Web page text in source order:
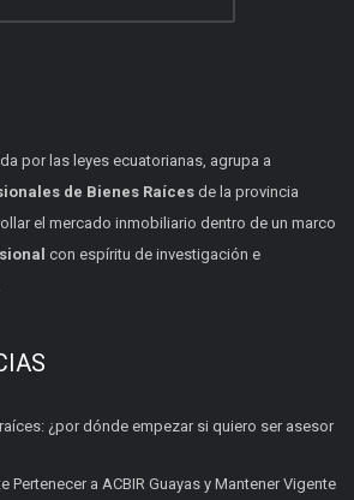
por las leyes ecuatorianas, agrupa a
de Bienes Raíces de la provincia
el mercado inmobiliario dentro de un marco
con espíritu de investigación e
¿por dónde empezar si quiero ser asesor
Pertenecer a ACBIR Guayas y Mantener Vigente